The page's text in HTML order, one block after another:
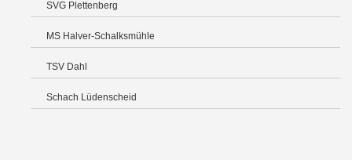
SVG Plettenberg
MS Halver-Schalksmühle
TSV Dahl
Schach Lüdenscheid